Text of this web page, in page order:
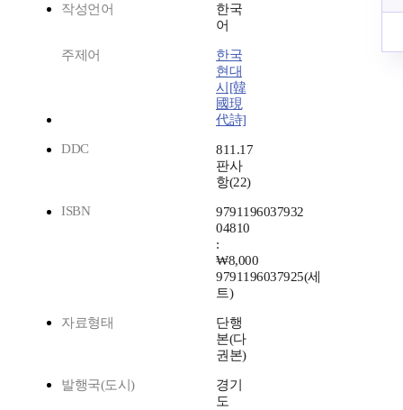
작성언어
한국
어
주제어
한국
현대
시[韓
國現
代詩]
DDC
811.17
판사
항(22)
ISBN
9791196037932
04810
:
₩8,000
9791196037925(세
트)
자료형태
단행
본(다
권본)
발행국(도시)
경기
도